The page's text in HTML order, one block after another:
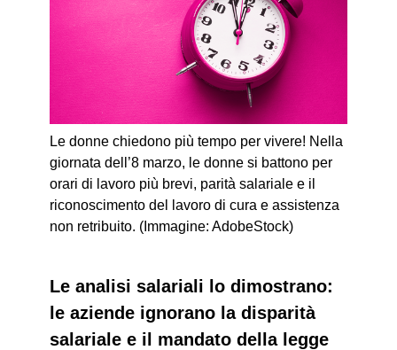
Le donne chiedono più tempo per vivere! Nella
giornata dell’8 marzo, le donne si battono per
orari di lavoro più brevi, parità salariale e il
riconoscimento del lavoro di cura e assistenza
non retribuito. (Immagine: AdobeStock)
Le analisi salariali lo dimostrano:
le aziende ignorano la disparità
salariale e il mandato della legge